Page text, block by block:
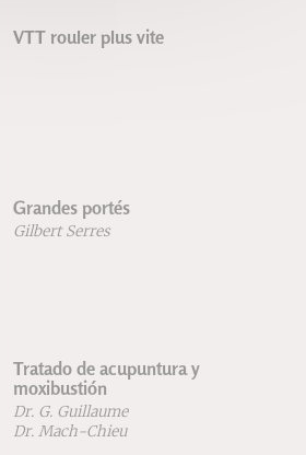
VTT rouler plus vite
Grandes portés
Gilbert Serres
Tratado de acupuntura y
moxibustión
Dr. G. Guillaume
Dr. Mach-Chieu